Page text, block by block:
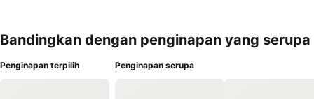
Bandingkan dengan penginapan yang serupa
Penginapan terpilih Penginapan serupa